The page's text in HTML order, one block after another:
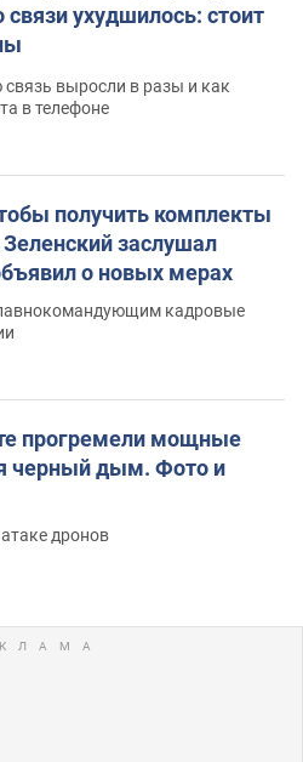
связи ухудшилось: стоит
выросли в разы и как
в телефоне
получить комплекты
заслушал
о новых мерах
кадровые
прогремели мощные
черный дым. Фото и
дронов